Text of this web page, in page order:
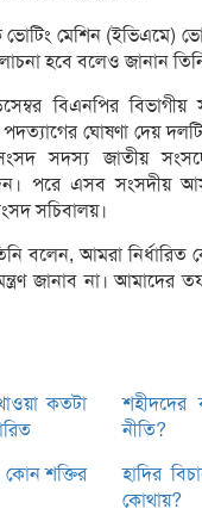
ভোটিং মেশিন (ইভিএমে)
হবে বলেও জানান
বিএনপির
ঘোষণা দেয়
সদস্য জাতীয়
পরে এসব সংসদীয়
সচিবালয়।
বলেন, আমরা নির্ধারিত
জানাব না। আমাদের
কতটা
শহীদদের
নীতি?
কোন শক্তির
হাদির
কোথায়?